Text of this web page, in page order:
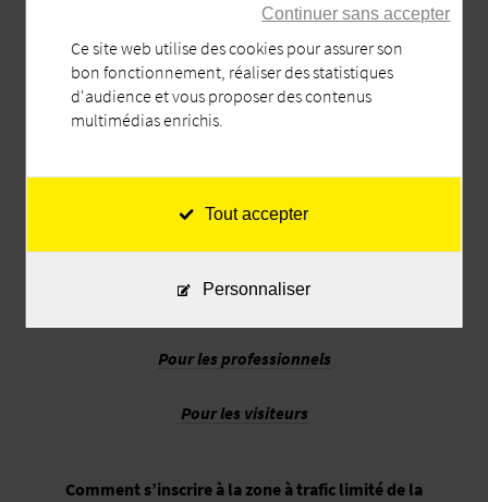
Pour les habitants
Pour les professionnels
Pour les visiteurs
Comment s’inscrire à la zone à trafic limité de la
Ce site web utilise des cookies pour assurer son
bon fonctionnement, réaliser des statistiques
d'audience et vous proposer des contenus
multimédias enrichis.
Tout accepter
Continuer sans accepter
Personnaliser